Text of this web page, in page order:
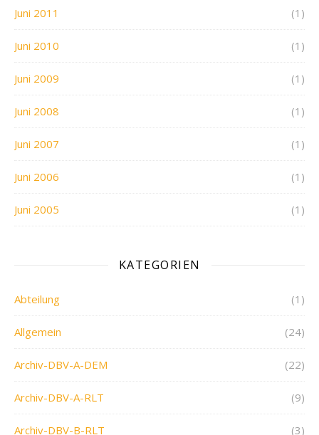
Juni 2011 (1)
Juni 2010 (1)
Juni 2009 (1)
Juni 2008 (1)
Juni 2007 (1)
Juni 2006 (1)
Juni 2005 (1)
KATEGORIEN
Abteilung (1)
Allgemein (24)
Archiv-DBV-A-DEM (22)
Archiv-DBV-A-RLT (9)
Archiv-DBV-B-RLT (3)